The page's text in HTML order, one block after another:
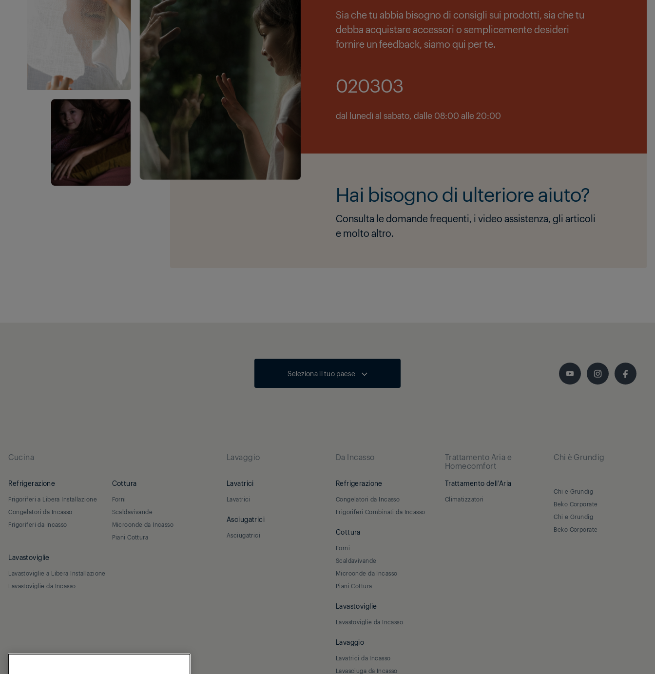
Sia che tu abbia bisogno di consigli sui prodotti, sia che tu
debba acquistare accessori o semplicemente desideri
fornire un feedback, siamo qui per te.
020303
dal lunedì al sabato, dalle 08:00 alle 20:00
Hai bisogno di ulteriore aiuto?
Consulta le domande frequenti, i video assistenza, gli articoli
e molto altro.
Seleziona il tuo paese
Cucina
Refrigerazione
Frigoriferi a Libera Installazione
Congelatori da Incasso
Frigoriferi da Incasso
Cottura
Forni
Scaldavivande
Microonde da Incasso
Piani Cottura
Lavastoviglie
Lavastoviglie a Libera Installazione
Lavastoviglie da Incasso
Lavaggio
Lavatrici
Lavatrici
Asciugatrici
Asciugatrici
Da Incasso
Refrigerazione
Congelatori da Incasso
Frigoriferi Combinati da Incasso
Cottura
Forni
Scaldavivande
Microonde da Incasso
Piani Cottura
Lavastoviglie
Lavastoviglie da Incasso
Lavaggio
Lavatrici da Incasso
Lavasciuga da Incasso
Trattamento Aria e
Homecomfort
Trattamento dell'Aria
Climatizzatori
Chi è Grundig
Chi e Grundig
Beko Corporate
Chi e Grundig
Beko Corporate